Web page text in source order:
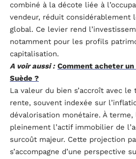
combiné à la décote liée à
vendeur, réduit considérablement
global. Ce levier rend
notamment pour les profils
capitalisation.
A voir aussi : Comment acheter
Suède ?
La valeur du bien s’accroît avec
rente, souvent indexée sur
dévalorisation monétaire. À
pleinement l’actif immobilier de
surcoût majeur. Cette projection
s’accompagne d’une perspective